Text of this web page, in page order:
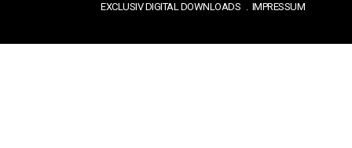
EXCLUSIV DIGITAL DOWNLOADS
IMPRESSUM